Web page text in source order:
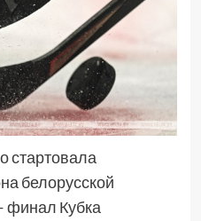
стартовала
белорусской
финал Кубка